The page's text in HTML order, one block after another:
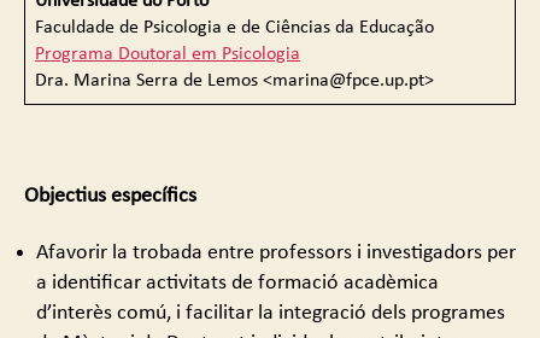
Faculdade de Psicologia e de Ciências da Educação
Programa Doutoral em Psicologia
Dra. Marina Serra de Lemos <marina@fpce.up.pt>
Objectius específics
Afavorir la trobada entre professors i investigadors per
a identificar activitats de formació acadèmica
d’interès comú, i facilitar la integració dels programes